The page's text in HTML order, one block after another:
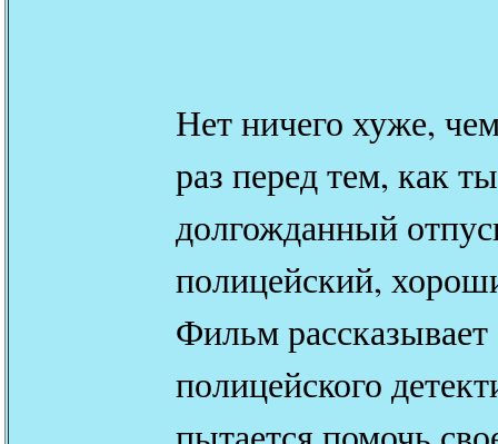
Нет ничего хуже,
раз перед тем, как
долгожданный
полицейский,
Фильм
полицейского